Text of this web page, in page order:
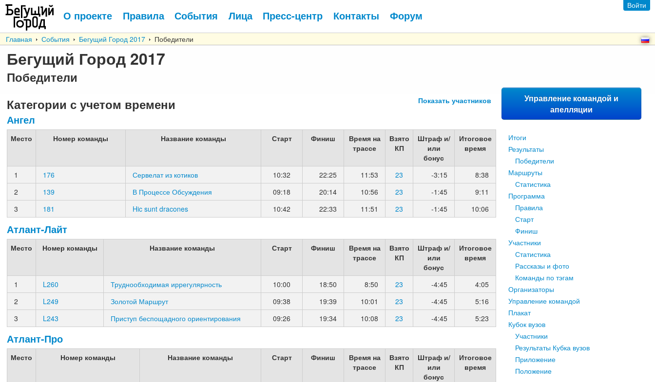
Войти
О проекте Правила События Лица Пресс-центр Контакты Форум
Главная События Бегущий Город 2017 Победители
Бегущий Город 2017
Победители
Управление командой и
апелляции
Итоги
Результаты
Победители
Маршруты
Статистика
Программа
Правила
Старт
Финиш
Участники
Статистика
Рассказы и фото
Команды по тэгам
Организаторы
Управление командой
Плакат
Кубок вузов
Участники
Результаты Кубка вузов
Приложение
Положение
Показать участников
Категории с учетом времени
Ангел
Место Номер команды Название команды Старт Финиш
Время на
трассе
Взято
КП
Штраф и/
или
бонус
Итоговое
время
1 176 Сервелат из котиков 10:32 22:25 11:53 23 -3:15
8:38
2
139 В Процессе Обсуждения 09:18 20:14 10:56 23 -1:45
9:11
3
181 Hic sunt dracones 10:42 22:33 11:51 23 -1:45 10:06
Атлант-Лайт
Место Номер команды Название команды Старт Финиш
Время на
трассе
Взято
КП
Штраф и/
или
бонус
Итоговое
время
1 L260 Труднообходимая иррегулярность 10:00 18:50 8:50 23 -4:45
4:05
2
L249 Золотой Маршрут 09:38 19:39 10:01 23 -4:45
5:16
3
L243 Приступ беспощадного ориентирования 09:26 19:34 10:08 23 -4:45 5:23
Атлант-Про
Место Номер команды Название команды Старт Финиш
Время на
трассе
Взято
КП
Штраф и/
или
бонус
Итоговое
время